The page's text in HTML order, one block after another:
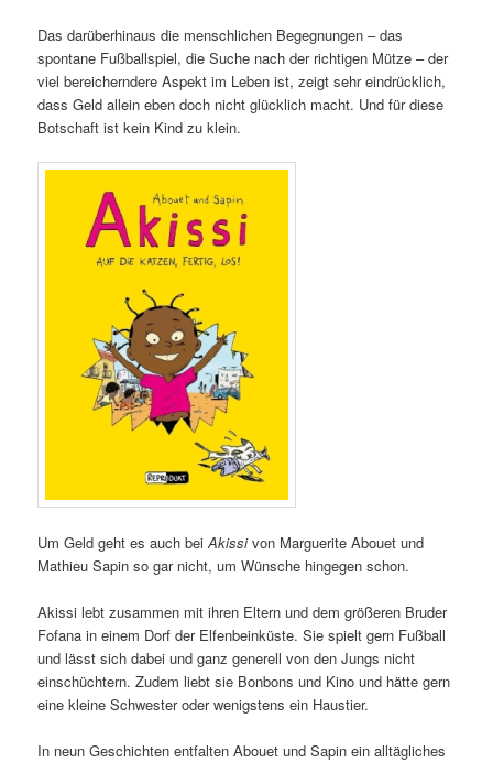
Das darüberhinaus die menschlichen Begegnungen – das
spontane Fußballspiel, die Suche nach der richtigen Mütze – der
viel bereicherndere Aspekt im Leben ist, zeigt sehr eindrücklich,
dass Geld allein eben doch nicht glücklich macht. Und für diese
Botschaft ist kein Kind zu klein.
Um Geld geht es auch beiAkissivon Marguerite Abouet und
Mathieu Sapin so gar nicht, um Wünsche hingegen schon.
Akissi lebt zusammen mit ihren Eltern und dem größeren Bruder
Fofana in einem Dorf der Elfenbeinküste. Sie spielt gern Fußball
und lässt sich dabei und ganz generell von den Jungs nicht
einschüchtern. Zudem liebt sie Bonbons und Kino und hätte gern
eine kleine Schwester oder wenigstens ein Haustier.
In neun Geschichten entfalten Abouet und Sapin ein alltägliches